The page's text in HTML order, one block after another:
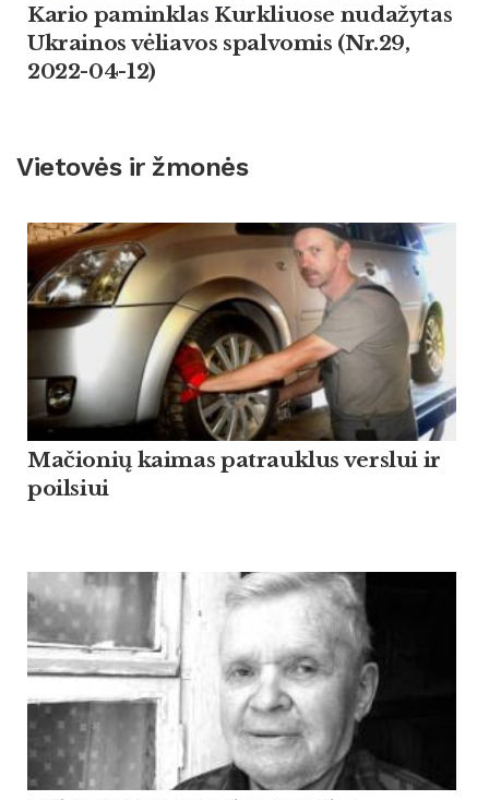
Kario paminklas Kurkliuose nudažytas
Ukrainos vėliavos spalvomis (Nr.29,
2022-04-12)
Vietovės ir žmonės
Mačionių kaimas patrauklus verslui ir
poilsiui